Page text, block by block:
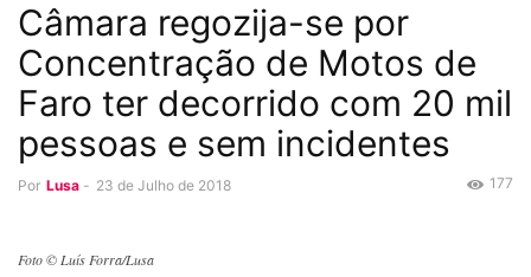
Câmara regozija-se por
Concentração de Motos de
Faro ter decorrido com 20 mil
pessoas e sem incidentes
Por Lusa - 23 de Julho de 2018 177
Foto © Luís Forra/Lusa